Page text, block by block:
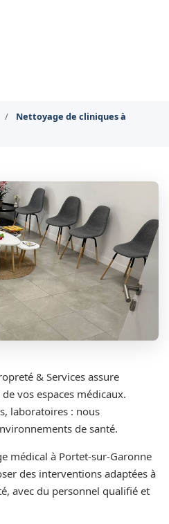
/
Nettoyage de cliniques à
& Services assure
vos espaces médicaux.
laboratoires : nous
de santé.
médical à Portet-sur-Garonne
des interventions adaptées à
avec du personnel qualifié et